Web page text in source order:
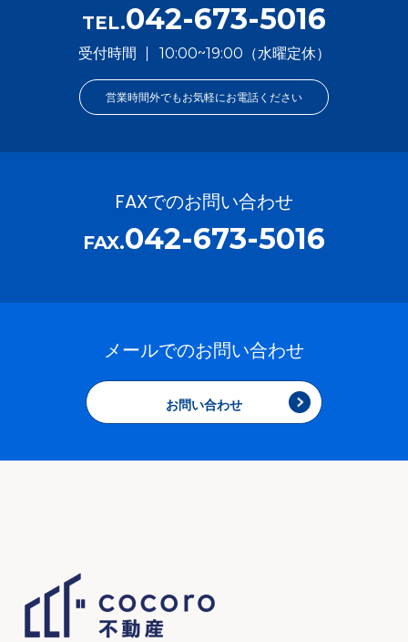
TEL.042-673-5016
受付時間 10:00~19:00（水曜定休）
営業時間外でもお気軽にお電話ください
FAXでのお問い合わせ
FAX.042-673-5016
メールでのお問い合わせ
お問い合わせ